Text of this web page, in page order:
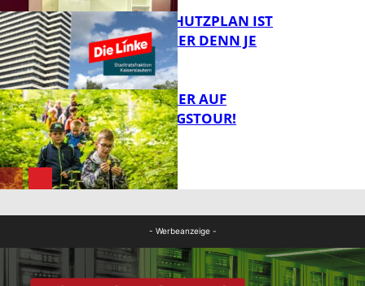
FB Gesundheit
FB News
EIN HITZESCHUTZPLAN IST
NOTWENDIGER DENN JE
MIT DEM JÄGER AUF
ENTDECKUNGSTOUR!
- Werbeanzeige -